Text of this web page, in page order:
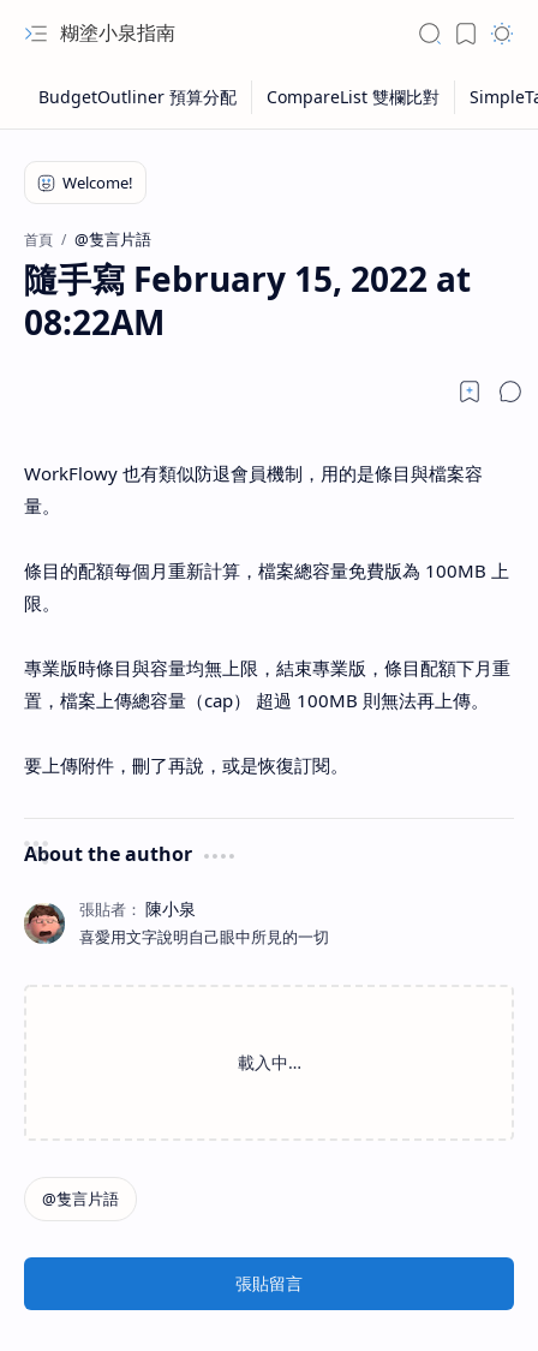
糊塗小泉指南
首頁 @隻言片語
隨手寫 February 15, 2022 at
08:22AM
WorkFlowy 也有類似防退會員機制，用的是條目與檔案容
量。
條目的配額每個月重新計算，檔案總容量免費版為 100MB 上
限。
專業版時條目與容量均無上限，結束專業版，條目配額下月重
置，檔案上傳總容量（cap） 超過 100MB 則無法再上傳。
要上傳附件，刪了再說，或是恢復訂閱。
About the author
喜愛用文字說明自己眼中所見的一切
張貼留言